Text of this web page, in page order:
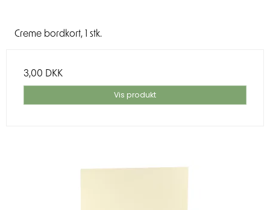
Creme bordkort, 1 stk.
3,00 DKK
Vis produkt